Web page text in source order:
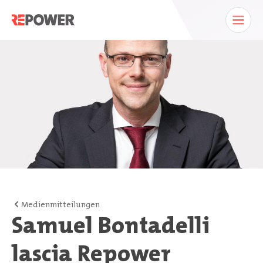
Medienmitteilungen
Samuel Bontadelli
lascia Repower